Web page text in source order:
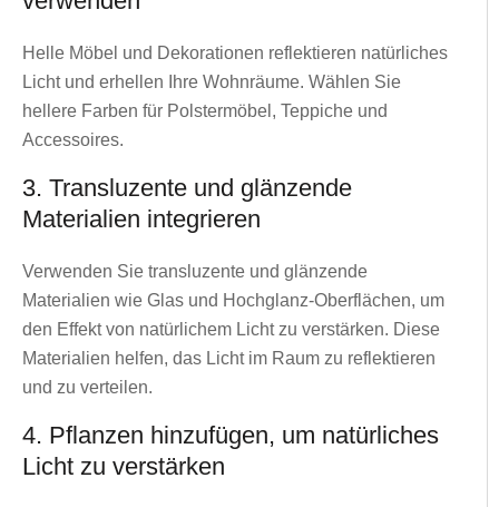
Helle Möbel und Dekorationen reflektieren natürliches
Licht und erhellen Ihre Wohnräume. Wählen Sie
hellere Farben für Polstermöbel, Teppiche und
Accessoires.
3. Transluzente und glänzende
Materialien integrieren
Verwenden Sie transluzente und glänzende
Materialien wie Glas und Hochglanz-Oberflächen, um
den Effekt von natürlichem Licht zu verstärken. Diese
Materialien helfen, das Licht im Raum zu reflektieren
und zu verteilen.
4. Pflanzen hinzufügen, um natürliches
Licht zu verstärken